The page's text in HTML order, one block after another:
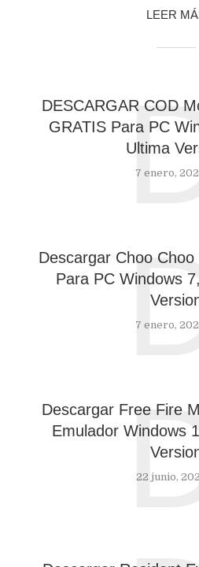
LEER
DESCARGAR COD
GRATIS Para PC
Ultima
7 enero,
Descargar Choo
Para PC Windows
7 enero,
Descargar Free Fire
Emulador Windows
22 junio,